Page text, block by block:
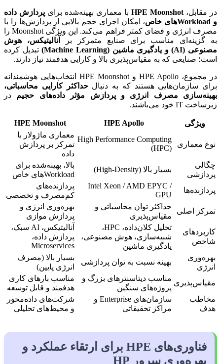
در مقابل، HPE Moonshot با معماری بهینه‌شده برای پردازش داده
و Workloadهای خاص
، امکان اجرای حجم بالایی از پردازش‌ها را با
مصرف انرژی و فضای کمتر فراهم می‌کند. این ویژگی Moonshot را
به گزینه‌ای مناسب برای صنایع متمرکز بر
آنالیتیکس، هوش
مصنوعی (AI) و یادگیری ماشین (Machine Learning)
تبدیل کرده
است؛ صنایعی که به مقیاس‌پذیری بالا و کارایی هدفمند نیاز دارند.
در مجموع، HPE Apollo و HPE Moonshot انتخاب‌هایی هوشمندانه
برای سازمان‌هایی هستند که به دنبالحداکثر کارایی محاسباتی،
بهینه‌سازی مصرف انرژی و پردازش مؤثر داده‌های حجیم در
زیرساخت IT خود می‌باشند.
ویژگی HPE Apollo
HPE Moonshot
نوع معماری
High Performance Computing
(HPC)
معماری ماژولار با
تمرکز بر پردازش
داده
چگالی
پردازشی
بسیار بالا (High-Density)
بالا، بهینه‌شده برای
Workloadهای خاص
پردازنده‌ها
Intel Xeon / AMD EPYC /
GPU
پردازنده‌های
کم‌مصرف و تخصصی
تمرکز اصلی
حداکثر توان محاسباتی و
مقیاس‌پذیری
بهره‌وری انرژی و
پردازش موازی
کاربردهای
شاخص
تحلیل کلان‌داده، HPC،
شبیه‌سازی، هوش مصنوعی،
یادگیری ماشین
آنالیتیکس، AI سبک،
پردازش داده،
Microservices
بهره‌وری
انرژی
بهینه نسبت به توان پردازشی
بسیار بالا (مصرف
انرژی پایین)
مقیاس‌پذیری
مناسب دیتاسنترهای بزرگ و
پروژه‌های سنگین
مناسب بارهای کاری
هدفمند و قابل توسعه
مخاطب
هدف
سازمان‌های Enterprise و
مراکز تحقیقاتی
شرکت‌های داده‌محور
و محیط‌های تحلیلی
فناوری‌های HPE برای ارتقاء عملکرد و
بهره‌وری سرور HP